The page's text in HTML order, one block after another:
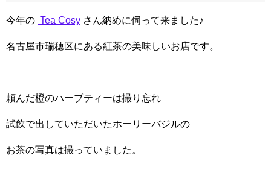
今年の Tea Cosy さん納めに伺って来ました♪
名古屋市瑞穂区にある紅茶の美味しいお店です。
頼んだ橙のハーブティーは撮り忘れ
試飲で出していただいたホーリーバジルの
お茶の写真は撮っていました。